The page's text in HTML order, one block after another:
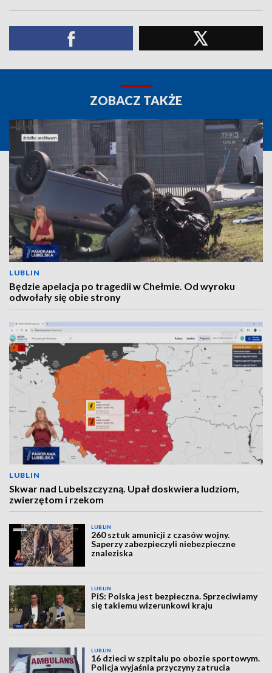
ZOBACZ TAKŻE
LUBLIN
Będzie apelacja po tragedii w Chełmie. Od wyroku
odwołały się obie strony
LUBLIN
Skwar nad Lubelszczyzną. Upał doskwiera ludziom,
zwierzętom i rzekom
LUBLIN
260 sztuk amunicji z czasów wojny.
Saperzy zabezpieczyli niebezpieczne
znaleziska
LUBLIN
PiS: Polska jest bezpieczna. Sprzeciwiamy
się takiemu wizerunkowi kraju
LUBLIN
16 dzieci w szpitalu po obozie sportowym.
Policja wyjaśnia przyczyny zatrucia